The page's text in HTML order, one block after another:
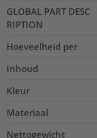
GLOBAL PART DESC
RIPTION
Hoeveelheid per
Inhoud
Kleur
Materiaal
Nettogewicht